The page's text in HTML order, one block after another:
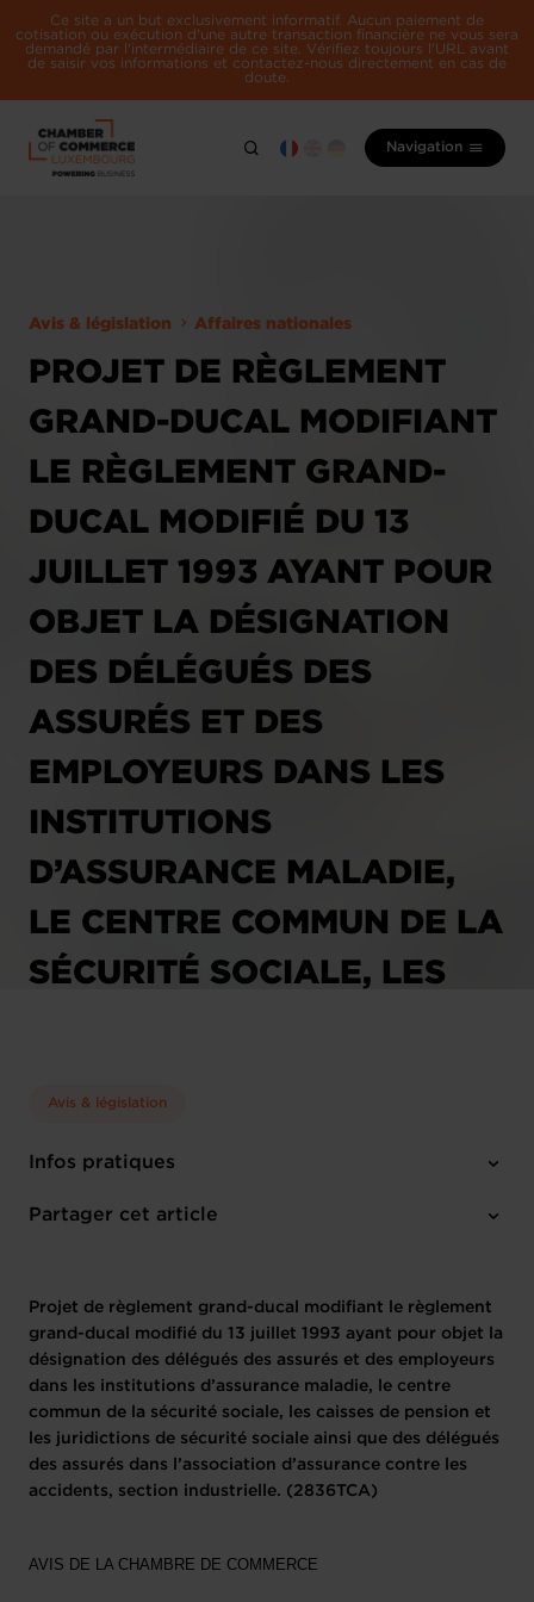
Ce site a un but exclusivement informatif. Aucun paiement de
cotisation ou exécution d'une autre transaction financière ne vous sera
demandé par l'intermédiaire de ce site. Vérifiez toujours l'URL avant
de saisir vos informations et contactez-nous directement en cas de
doute.
Navigation
Avis & législation Affaires nationales
PROJET DE RÈGLEMENT
GRAND-DUCAL MODIFIANT
LE RÈGLEMENT GRAND-
DUCAL MODIFIÉ DU 13
JUILLET 1993 AYANT POUR
OBJET LA DÉSIGNATION
DES DÉLÉGUÉS DES
ASSURÉS ET DES
EMPLOYEURS DANS LES
INSTITUTIONS
D’ASSURANCE MALADIE,
LE CENTRE COMMUN DE LA
SÉCURITÉ SOCIALE, LES
SÉCURITÉ SOCIALE AINSI
QUE DES DÉLÉGUÉS DES
ASSURÉS DANS
D’ASSURANCE CONTRE LES
ACCIDENTS, SECTION
INDUSTRIELLE. (2836TCA)
11.06.2004
Avis & législation
Infos pratiques
Partager cet article
Projet de règlement grand-ducal modifiant le règlement
grand-ducal modifié du 13 juillet 1993 ayant pour objet la
désignation des délégués des assurés et des employeurs
dans les institutions d’assurance maladie, le centre
commun de la sécurité sociale, les caisses de pension et
les juridictions de sécurité sociale ainsi que des délégués
des assurés dans l’association d’assurance contre les
accidents, section industrielle. (2836TCA)
AVIS DE LA CHAMBRE DE COMMERCE